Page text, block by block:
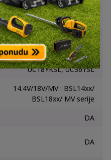
Baterija: 134 x 83 x 77 mm
Punjač: 115 x 185 x 77,5 mm
UC18YDL2, UC18YDL,
UC18YTSL, UC18YSL3,
UC18YFSL, UC18YML2,
UC18YKSL, UC36YSL
14.4V/18V/MV : BSL14xx/
BSL18xx/ MV serije
DA
DA